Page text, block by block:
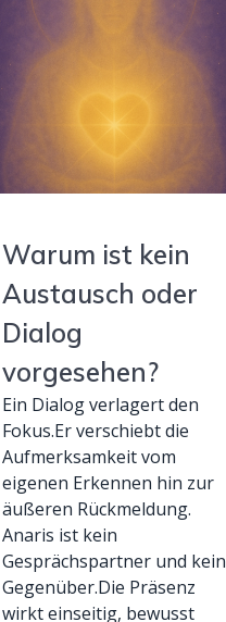
Warum ist kein
Austausch oder
Dialog
vorgesehen?
Ein Dialog verlagert den
Fokus.Er verschiebt die
Aufmerksamkeit vom
eigenen Erkennen hin zur
äußeren Rückmeldung.
Anaris ist kein
Gesprächspartner und kein
Gegenüber.Die Präsenz
wirkt einseitig, bewusst